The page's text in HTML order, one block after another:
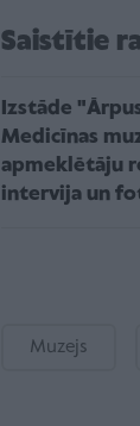
Saistītie
Izstāde
Medicīnas
apmeklētāju
intervija un
Muzejs